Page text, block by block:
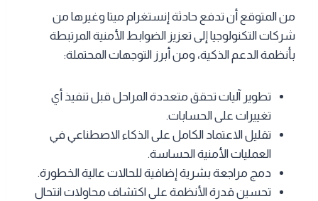
من المتوقع أن تدفع حادثة إنستغرام ميتا وغيرها من
شركات التكنولوجيا إلى تعزيز الضوابط الأمنية المرتبطة
بأنظمة الدعم الذكية، ومن أبرز التوجهات المحتملة:
تطوير آليات تحقق متعددة المراحل قبل تنفيذ أي
تغييرات على الحسابات.
تقليل الاعتماد الكامل على الذكاء الاصطناعي في
العمليات الأمنية الحساسة.
دمج مراجعة بشرية إضافية للحالات عالية الخطورة.
تحسين قدرة الأنظمة على اكتشاف محاولات انتحال